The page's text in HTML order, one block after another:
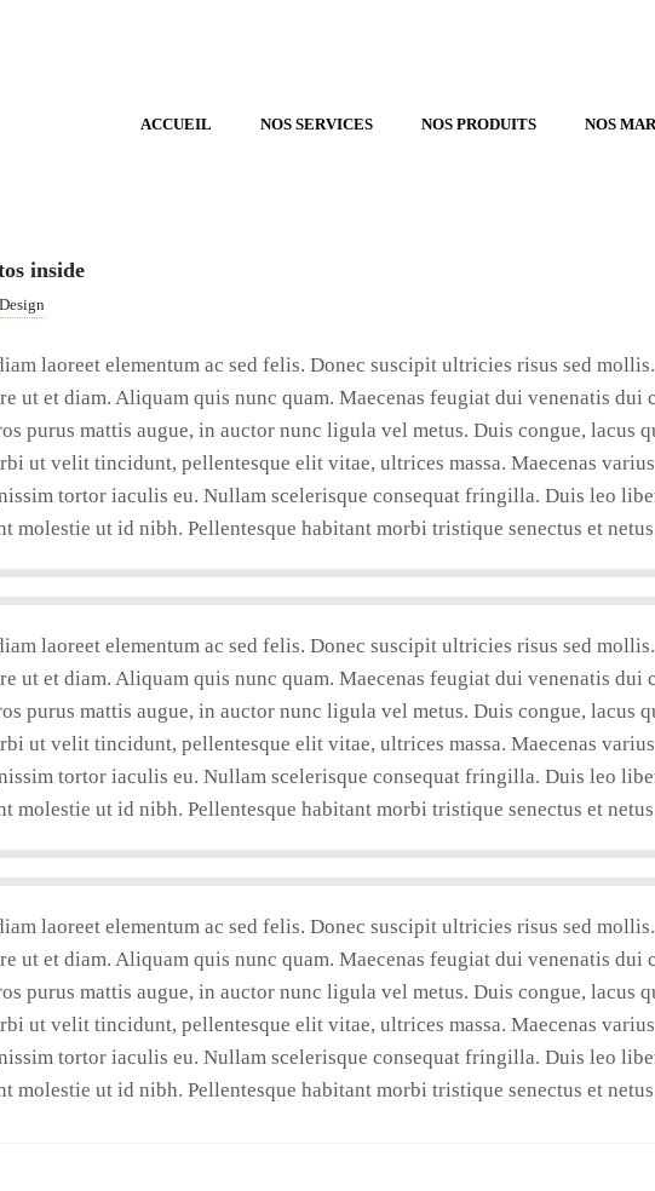
ACCUEIL NOS SERVICES NOS PRODUITS NOS
inside
Design
laoreet elementum ac sed felis. Donec suscipit ultricies risus sed
ut et diam. Aliquam quis nunc quam. Maecenas feugiat dui venenatis
purus mattis augue, in auctor nunc ligula vel metus. Duis congue,
ut velit tincidunt, pellentesque elit vitae, ultrices massa. Maecenas
tortor iaculis eu. Nullam scelerisque consequat fringilla. Duis leo
molestie ut id nibh. Pellentesque habitant morbi tristique senectus et netus
laoreet elementum ac sed felis. Donec suscipit ultricies risus sed
ut et diam. Aliquam quis nunc quam. Maecenas feugiat dui venenatis
purus mattis augue, in auctor nunc ligula vel metus. Duis congue,
ut velit tincidunt, pellentesque elit vitae, ultrices massa. Maecenas
tortor iaculis eu. Nullam scelerisque consequat fringilla. Duis leo
molestie ut id nibh. Pellentesque habitant morbi tristique senectus et netus
laoreet elementum ac sed felis. Donec suscipit ultricies risus sed
ut et diam. Aliquam quis nunc quam. Maecenas feugiat dui venenatis
purus mattis augue, in auctor nunc ligula vel metus. Duis congue,
ut velit tincidunt, pellentesque elit vitae, ultrices massa. Maecenas
tortor iaculis eu. Nullam scelerisque consequat fringilla. Duis leo
molestie ut id nibh. Pellentesque habitant morbi tristique senectus et netus